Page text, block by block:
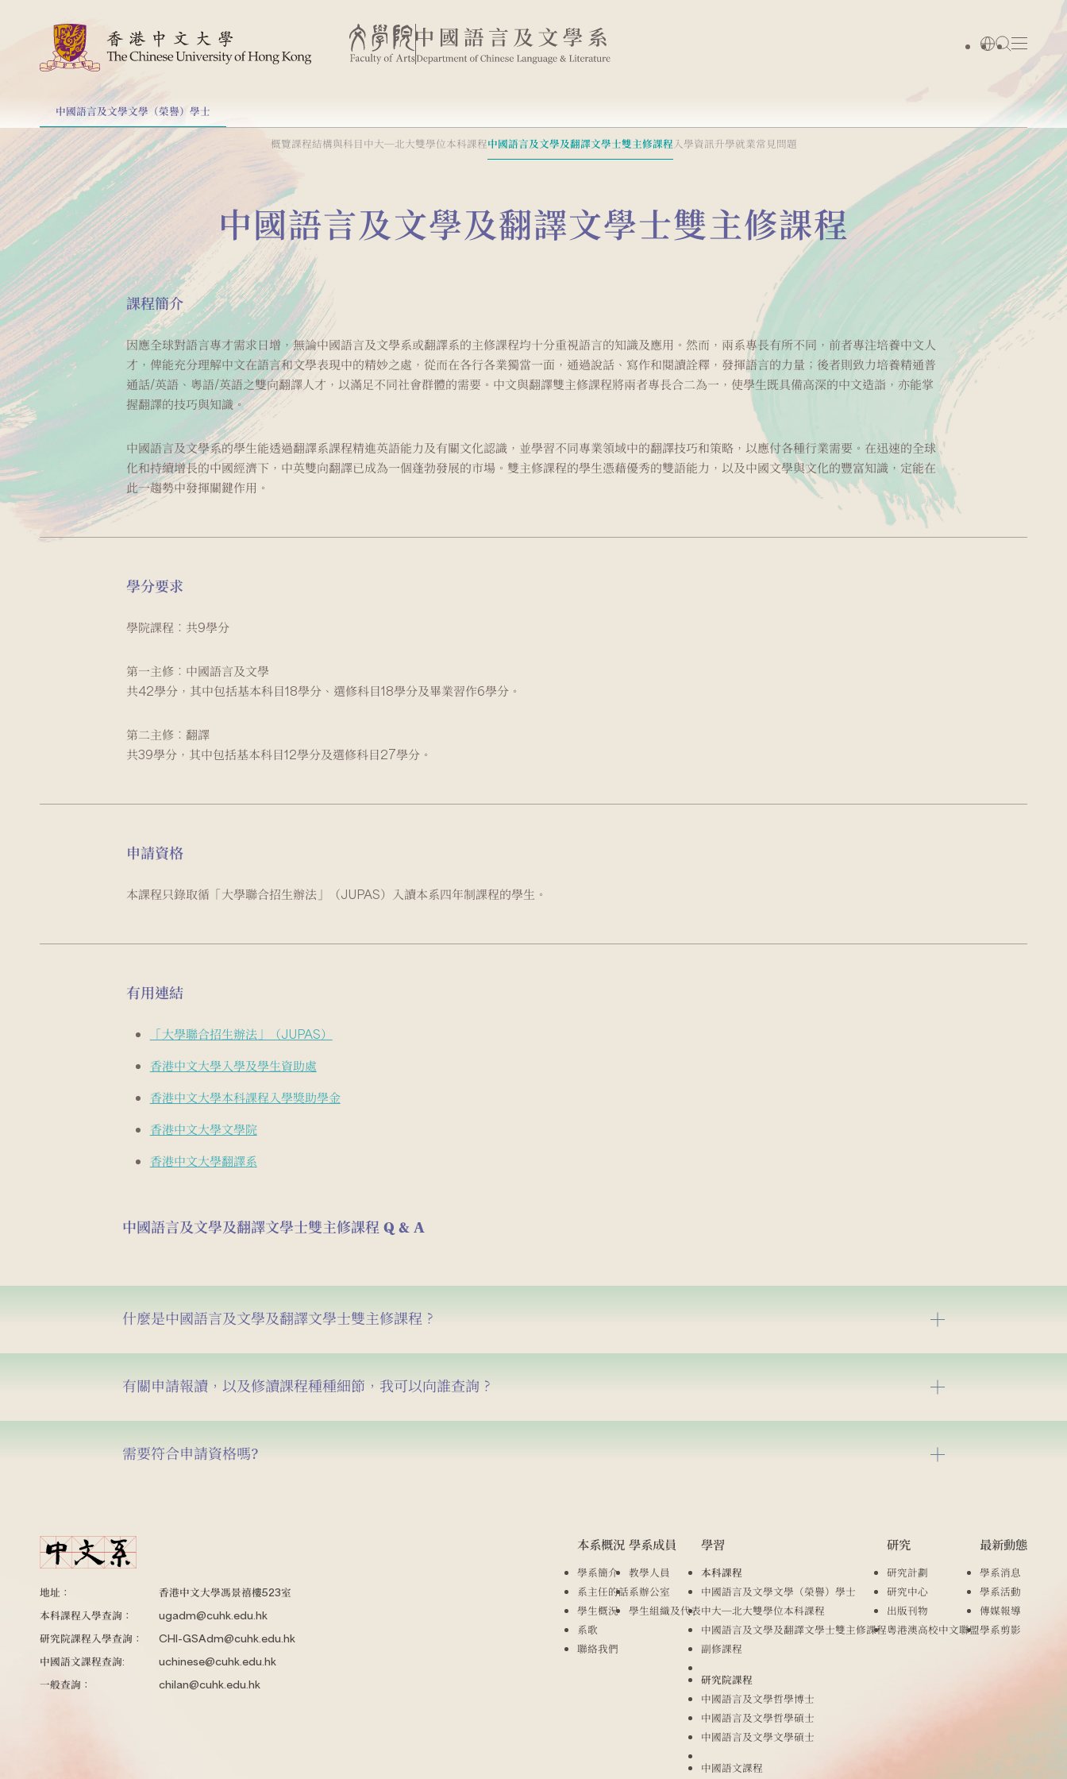
中國語言及文學文學（榮譽）學士
概覽課程結構與科目中大─北大雙學位本科課程中國語言及文學及翻譯文學士雙主修課程 入學資訊升學就業常見問題
中國語言及文學及翻譯文學士雙主修課程
課程簡介
因應全球對語言專才需求日增，無論中國語言及文學系或翻譯系的主修課程均十分重視語言的知識及應用。然而，兩系專長有所不同，前者專注培養中文人
才，俾能充分理解中文在語言和文學表現中的精妙之處，從而在各行各業獨當一面，通過說話、寫作和閱讀詮釋，發揮語言的力量；後者則致力培養精通普
通話/英語、粵語/英語之雙向翻譯人才，以滿足不同社會群體的需要。中文與翻譯雙主修課程將兩者專長合二為一，使學生既具備高深的中文造詣，亦能掌
握翻譯的技巧與知識。
中國語言及文學系的學生能透過翻譯系課程精進英語能力及有關文化認識，並學習不同專業領域中的翻譯技巧和策略，以應付各種行業需要。在迅速的全球
化和持續增長的中國經濟下，中英雙向翻譯已成為一個蓬勃發展的市場。雙主修課程的學生憑藉優秀的雙語能力，以及中國文學與文化的豐富知識，定能在
此一趨勢中發揮關鍵作用。
學分要求
學院課程︰共9學分
第一主修︰中國語言及文學
共42學分，其中包括基本科目18學分、選修科目18學分及畢業習作6學分。
第二主修︰翻譯
共39學分，其中包括基本科目12學分及選修科目27學分。
申請資格
本課程只錄取循「大學聯合招生辦法」（JUPAS）入讀本系四年制課程的學生。
有用連結
「大學聯合招生辦法」（JUPAS）
香港中文大學入學及學生資助處
香港中文大學本科課程入學獎助學金
香港中文大學文學院
香港中文大學翻譯系
中國語言及文學及翻譯文學士雙主修課程 Q & A
什麼是中國語言及文學及翻譯文學士雙主修課程？
有關申請報讀，以及修讀課程種種細節，我可以向誰查詢？
需要符合申請資格嗎?
地址：
香港中文大學馮景禧樓523室
本科課程入學查詢：
ugadm@cuhk.edu.hk
研究院課程入學查詢：
CHI-GSAdm@cuhk.edu.hk
中國語文課程查詢:
uchinese@cuhk.edu.hk
一般查詢：
chilan@cuhk.edu.hk
本系概況
學系簡介
系主任的話
學生概況
系歌
聯絡我們
學系成員
教學人員
系辦公室
學生組織及代表
學習
本科課程
中國語言及文學文學（榮譽）學士
中大─北大雙學位本科課程
中國語言及文學及翻譯文學士雙主修課程
副修課程
研究院課程
中國語言及文學哲學博士
中國語言及文學哲學碩士
中國語言及文學文學碩士
中國語文課程
研究
研究計劃
研究中心
出版刊物
粵港澳高校中文聯盟
最新動態
學系消息
學系活動
傳媒報導
學系剪影